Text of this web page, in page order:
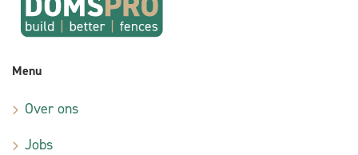
Menu
Over ons
Jobs